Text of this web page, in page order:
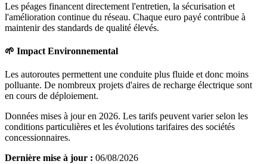
Les péages financent directement l'entretien, la sécurisation et
l'amélioration continue du réseau. Chaque euro payé contribue à
maintenir des standards de qualité élevés.
🌱 Impact Environnemental
Les autoroutes permettent une conduite plus fluide et donc moins
polluante. De nombreux projets d'aires de recharge électrique sont
en cours de déploiement.
Données mises à jour en 2026. Les tarifs peuvent varier selon les
conditions particulières et les évolutions tarifaires des sociétés
concessionnaires.
Dernière mise à jour : 06/08/2026